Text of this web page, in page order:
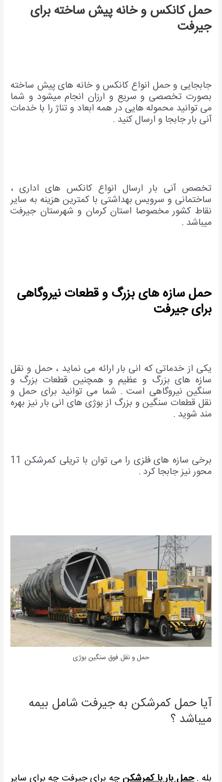
حمل کانکس و خانه پیش ساخته برای
جیرفت
جابجایی و حمل انواع کانکس و خانه های پیش ساخته
بصورت تخصصی و سریع و ارزان انجام میشود و شما
می توانید محموله هایی در همه ابعاد و تناژ را با خدمات
آنی بار جابجا و ارسال کنید .
تخصص آنی بار ارسال انواع کانکس های اداری ،
ساختمانی و سرویس بهداشتی با کمترین هزینه به سایر
نقاط کشور مخصوصا استان کرمان و شهرستان جیرفت
میباشد .
حمل سازه های بزرگ و قطعات نیروگاهی
برای جیرفت
یکی از خدماتی که انی بار ارائه می نماید ، حمل و نقل
سازه های بزرگ و عظیم و همچنین قطعات بزرگ و
سنگین نیروگاهی است . شما می توانید برای حمل و
نقل قطعات سنگین و بزرگ از بوژی های انی بار نیز بهره
مند شوید .
برخی سازه های فلزی را می توان با تریلی کمرشکن 11
محور نیز جابجا کرد .
حمل و نقل فوق سنگین بوژی
آیا حمل کمرشکن به جیرفت شامل بیمه
میباشد ؟
بله .حمل بار با کمرشکن چه برای جیرفت چه برای سایر